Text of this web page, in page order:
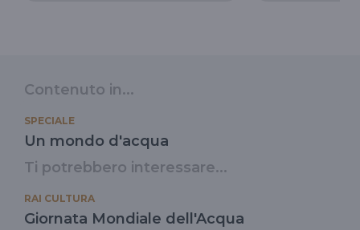
Contenuto in...
SPECIALE
Un mondo d'acqua
Ti potrebbero interessare...
RAI CULTURA
Giornata Mondiale dell'Acqua